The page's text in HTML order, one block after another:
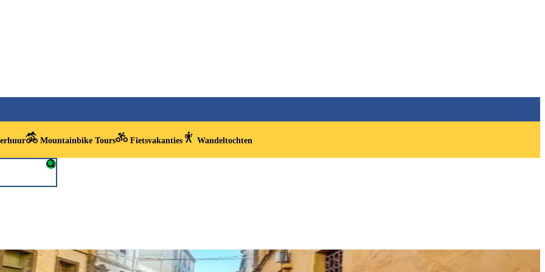
Mountainbike Tours Fietsvakanties Wandeltochten